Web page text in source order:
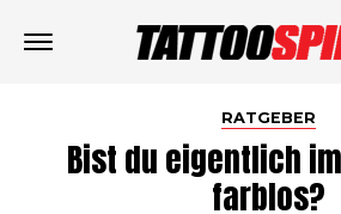
RATGEBER
Bist du eigentlich
farblos?